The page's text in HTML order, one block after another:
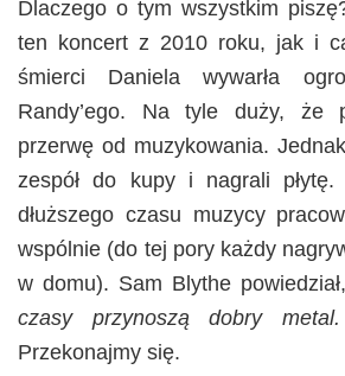
Dlaczego o tym wszystkim
ten koncert z 2010 roku, jak i
śmierci Daniela wywarła
Randy’ego. Na tyle duży, że
przerwę od muzykowania.
zespół do kupy i nagrali
dłuższego czasu muzycy
wspólnie (do tej pory każdy
w domu). Sam Blythe
czasy przynoszą dobry metal.
Przekonajmy się.